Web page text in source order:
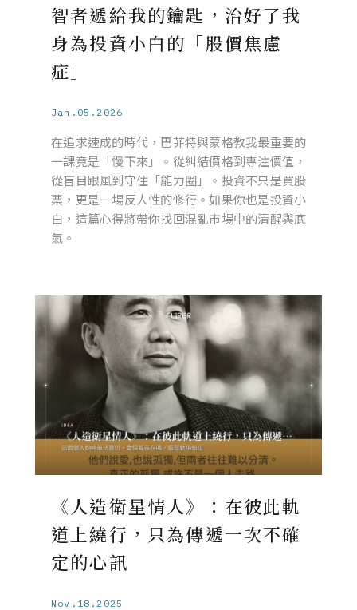
智者遞給我的鑰匙，治好了我
身為投資小白的「股價焦慮
症」
Jan.05.2026
在追求速成的時代，巴菲特與蒙格教我最重要的
一課竟是「慢下來」。從糾結價格到專注價值，
從盲目跟風到守住「能力圈」。投資不只是買股
票，更是一場反人性的修行。如果你也是投資小
白，這篇心得將帶你找回混亂市場中的清醒與底
氣。
《人造衛星情人》：在彼此軌
道上繞行，只為傳遞一次不確
定的心訊
Nov.18.2025